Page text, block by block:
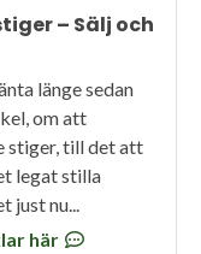
– Sälj och
länge sedan
om att
stiger, till det att
legat stilla
just nu...
här